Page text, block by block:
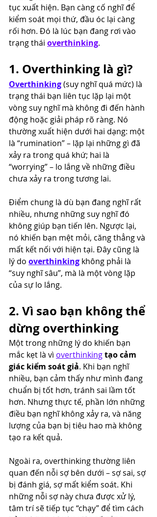
tục xuất hiện. Bạn càng cố nghĩ để
kiểm soát mọi thứ, đầu óc lại càng
rối hơn. Đó là lúc bạn đang rơi vào
trạng thái overthinking.
1. Overthinking là gì?
Overthinking (suy nghĩ quá mức) là
trạng thái bạn liên tục lặp lại một
vòng suy nghĩ mà không đi đến hành
động hoặc giải pháp rõ ràng. Nó
thường xuất hiện dưới hai dạng: một
là “rumination” – lặp lại những gì đã
xảy ra trong quá khứ; hai là
“worrying” – lo lắng về những điều
chưa xảy ra trong tương lai.
Điểm chung là dù bạn đang nghĩ rất
nhiều, nhưng những suy nghĩ đó
không giúp bạn tiến lên. Ngược lại,
nó khiến bạn mệt mỏi, căng thẳng và
mất kết nối với hiện tại. Đây cũng là
lý do overthinking không phải là
“suy nghĩ sâu”, mà là một vòng lặp
của sự lo lắng.
2. Vì sao bạn không thể
dừng overthinking
Một trong những lý do khiến bạn
mắc kẹt là vì overthinking tạo cảm
giác kiểm soát giả. Khi bạn nghĩ
nhiều, bạn cảm thấy như mình đang
chuẩn bị tốt hơn, tránh sai lầm tốt
hơn. Nhưng thực tế, phần lớn những
điều bạn nghĩ không xảy ra, và năng
lượng của bạn bị tiêu hao mà không
tạo ra kết quả.
Ngoài ra, overthinking thường liên
quan đến nỗi sợ bên dưới – sợ sai, sợ
bị đánh giá, sợ mất kiểm soát. Khi
những nỗi sợ này chưa được xử lý,
tâm trí sẽ tiếp tục “chạy” để tìm cách